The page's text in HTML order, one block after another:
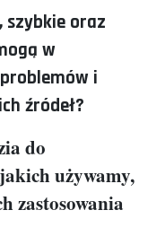
szybkie oraz
w
i
źródeł?
do
używamy,
zastosowania